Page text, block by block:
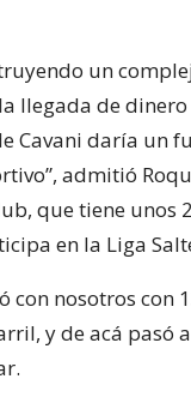
un
llegada de
Cavani daría un
admitió
que tiene unos
en la Liga
con nosotros con
y de acá pasó